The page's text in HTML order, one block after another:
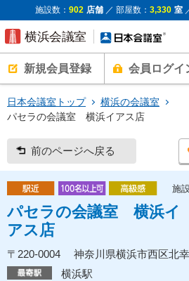
施設数： 902 店舗／ 部屋数： 3,330 室
新規会員登録 会員ログイ
日本会議室トップ
横浜の会議室
パセラの会議室 横浜イアス店
前のページへ戻る
施
パセラの会議室 横浜イ
アス店
〒220-0004 神奈川県横浜市西区北
横浜駅